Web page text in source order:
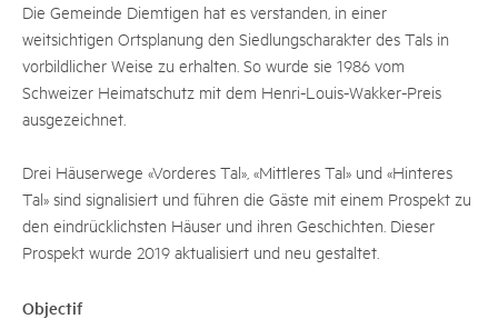
Die Gemeinde Diemtigen hat es verstanden, in einer
weitsichtigen Ortsplanung den Siedlungscharakter des Tals in
vorbildlicher Weise zu erhalten. So wurde sie 1986 vom
Schweizer Heimatschutz mit dem Henri-Louis-Wakker-Preis
ausgezeichnet.
Drei Häuserwege «Vorderes Tal», «Mittleres Tal» und «Hinteres
Tal» sind signalisiert und führen die Gäste mit einem Prospekt zu
den eindrücklichsten Häuser und ihren Geschichten. Dieser
Prospekt wurde 2019 aktualisiert und neu gestaltet.
Objectif